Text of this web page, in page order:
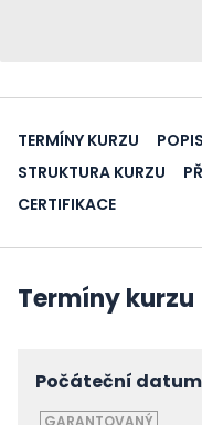
TERMÍNY KURZU
STRUKTURA KURZU
CERTIFIKACE
Termíny kurzu
Počáteční
GARANTOVANÝ